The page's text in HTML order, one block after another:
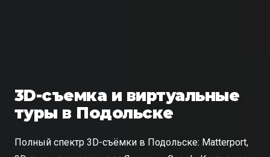
3D-съемка и виртуальные
туры в Подольске
Полный спектр 3D-съёмки в Подольске: Matterport,